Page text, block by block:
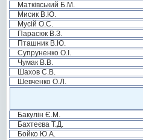
Матківський Б.М.
Мисик В.Ю.
Мусій О.С.
Парасюк В.З.
Пташник В.Ю.
Супруненко О.І.
Чумак В.В.
Шахов С.В.
Шевченко О.Л.
Бакулін Є.М.
Бахтеєва Т.Д.
Бойко Ю.А.